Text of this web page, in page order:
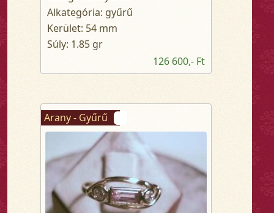
Alkategória: gyűrű
Kerület: 54 mm
Súly: 1.85 gr
126 600,- Ft
Arany - Gyűrű